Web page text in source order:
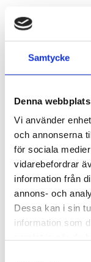
Samtycke
Denna
Vi använder
och annonserna
för sociala
vidarebefordrar
information från
annons- och
Dessa kan i sin
information som
4 600,00KR
Antal